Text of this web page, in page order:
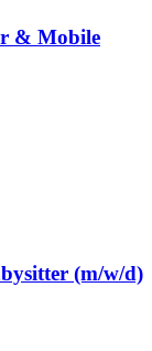
& Mobile
(m/w/d)